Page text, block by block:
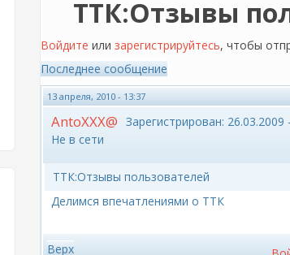
ТТК:Отзывы
Войдите или зарегистрируйтесь, чтобы
Последнее сообщение
13 апреля, 2010 - 13:37
AntoXXX@
Не в сети
Зарегистрирован: 26.03.2009
ТТК:Отзывы пользователей
Делимся впечатлениями о ТТК
Верх